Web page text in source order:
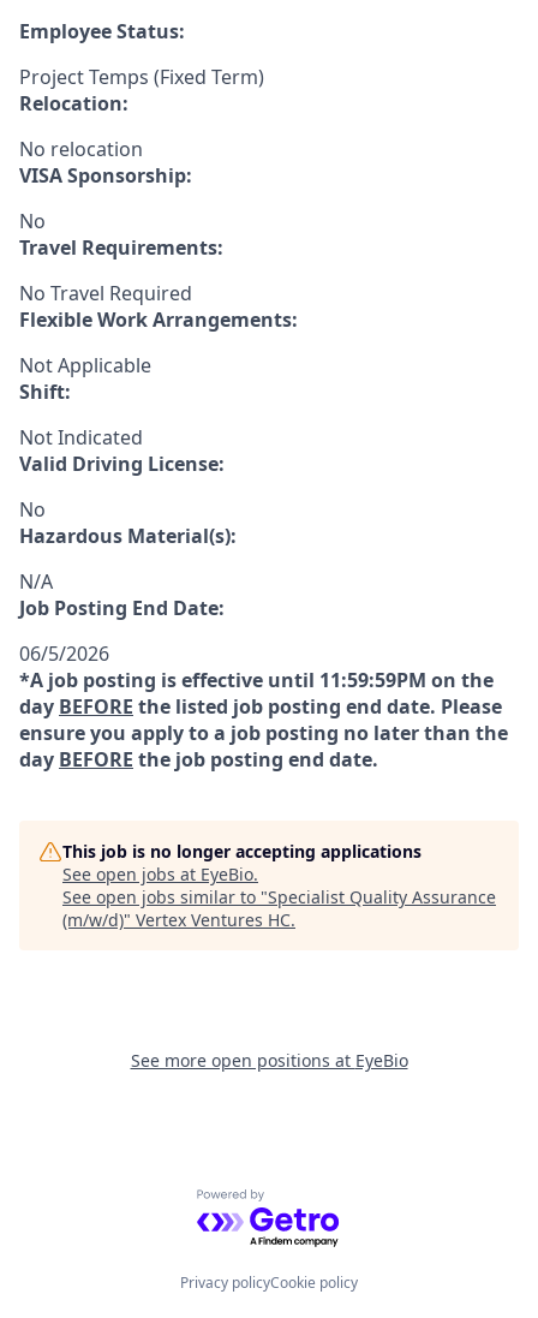
Employee Status:
Project Temps (Fixed Term)
Relocation:
No relocation
VISA Sponsorship:
No
Travel Requirements:
No Travel Required
Flexible Work Arrangements:
Not Applicable
Shift:
Not Indicated
Valid Driving License:
No
Hazardous Material(s):
N/A
Job Posting End Date:
06/5/2026
*A job posting is effective until 11:59:59PM on the
day BEFORE the listed job posting end date. Please
ensure you apply to a job posting no later than the
day BEFORE the job posting end date.
This job is no longer accepting applications
See open jobs at EyeBio.
See open jobs similar to "Specialist Quality Assurance
(m/w/d)" Vertex Ventures HC.
See more open positions at EyeBio
Powered by Getro.com
Privacy policyCookie policy